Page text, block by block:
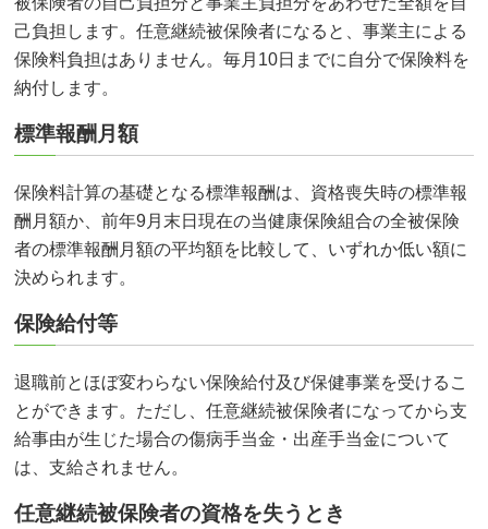
己負担します。任意継続被保険者になると、事業主による
保険料負担はありません。毎月10日までに自分で保険料を
納付します。
標準報酬月額
保険料計算の基礎となる標準報酬は、資格喪失時の標準報
酬月額か、前年9月末日現在の当健康保険組合の全被保険
者の標準報酬月額の平均額を比較して、いずれか低い額に
決められます。
保険給付等
退職前とほぼ変わらない保険給付及び保健事業を受けるこ
とができます。ただし、任意継続被保険者になってから支
給事由が生じた場合の傷病手当金・出産手当金について
は、支給されません。
任意継続被保険者の資格を失うとき